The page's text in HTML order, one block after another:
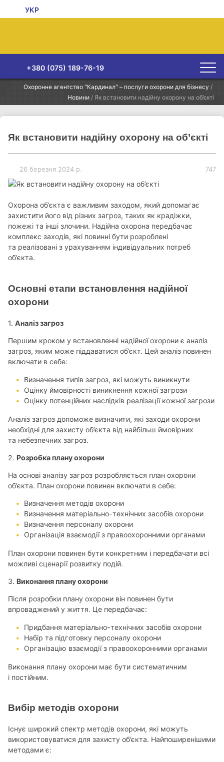
УКР
+380 (075) 189-76-19
Охоронне агентство "Кардинал" – послуги охорони для бізнесу /
Новини / Як встановити надійну охорону на об’єкті
Як встановити надійну охорону на об’єкті
26 березня 2024 р. 747
Охорона об’єкта є важливим заходом, який допомагає
захистити його від різних загроз, таких як крадіжки,
пожежі та інші злочини. Надійна охорона передбачає
комплекс заходів, які повинні бути розроблені
та реалізовані з урахуванням індивідуальних потреб
об’єкта.
Основні етапи встановлення надійної
охорони
1. Аналіз загроз
Першим кроком у встановленні надійної охорони є аналіз
загроз, яким може піддаватися об’єкт. Цей аналіз повинен
включати в себе:
Визначення типів загроз, які можуть виникнути
Оцінку ймовірності виникнення кожної загрози
Оцінку потенційних наслідків реалізації кожної загрози
Аналіз загроз допоможе визначити, які заходи охорони
необхідні для захисту об’єкта від найбільш ймовірних
та небезпечних загроз.
2. Розробка плану охорони
На основі аналізу загроз розробляється план охорони
об’єкта. План охорони повинен включати в себе:
Визначення методів охорони
Визначення матеріально-технічних засобів охорони
Визначення персоналу охорони
Організація взаємодії з правоохоронними органами
План охорони повинен бути конкретним і передбачати всі
можливі сценарії розвитку подій.
3. Виконання плану охорони
Після розробки плану охорони він повинен бути
впроваджений у життя. Це передбачає:
Придбання матеріально-технічних засобів охорони
Набір та підготовку персоналу охорони
Організацію взаємодії з правоохоронними органами
Виконання плану охорони має бути систематичним
і постійним.
Вибір методів охорони
Існує широкий спектр методів охорони, які можуть
використовуватися для захисту об’єкта. Найпоширенішими
методами є: